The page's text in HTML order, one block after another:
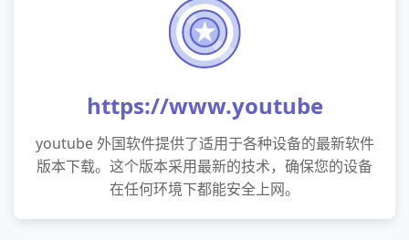
https://www.youtube
youtube 外国软件提供了适用于各种设备的最新软件
版本下载。这个版本采用最新的技术，确保您的设备
在任何环境下都能安全上网。